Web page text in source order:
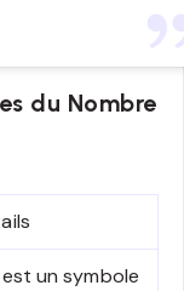
du Nombre
un symbole